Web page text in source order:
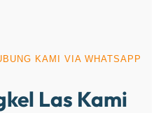
KAMI VIA WHATSAPP
Las Kami